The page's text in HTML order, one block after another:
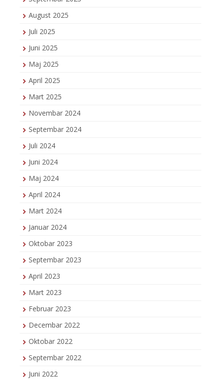
August 2025
Juli 2025
Juni 2025
Maj 2025
April 2025
Mart 2025
Novembar 2024
Septembar 2024
Juli 2024
Juni 2024
Maj 2024
April 2024
Mart 2024
Januar 2024
Oktobar 2023
Septembar 2023
April 2023
Mart 2023
Februar 2023
Decembar 2022
Oktobar 2022
Septembar 2022
Juni 2022